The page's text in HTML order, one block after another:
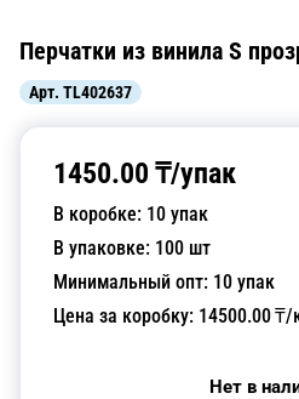
Перчатки из винила S
Арт. TL402637
1450.00 ₸/упак
В коробке: 10 упак
В упаковке: 100 шт
Минимальный опт: 10 упак
Цена за коробку: 14500.00₸/
Нет в